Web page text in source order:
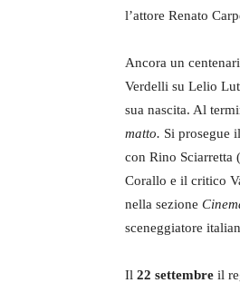
l’attore Renato
Ancora un
Verdelli su Lelio
sua nascita. Al
matto. Si prosegue il
con Rino Sciarretta
Corallo e il critico
nella sezione
sceneggiatore
Il 22 settembre il